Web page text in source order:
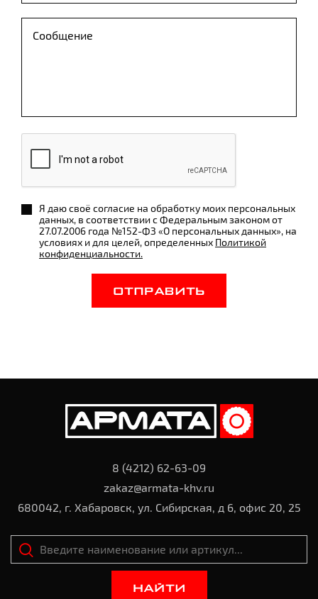
Я даю своё согласие на обработку моих персональных
данных, в соответствии с Федеральным законом от
27.07.2006 года №152-ФЗ «О персональных данных», на
условиях и для целей, определенных Политикой
конфиденциальности.
ОТПРАВИТЬ
8 (4212) 62-63-09
zakaz@armata-khv.ru
680042, г. Хабаровск, ул. Сибирская, д 6, офис 20, 25
НАЙТИ